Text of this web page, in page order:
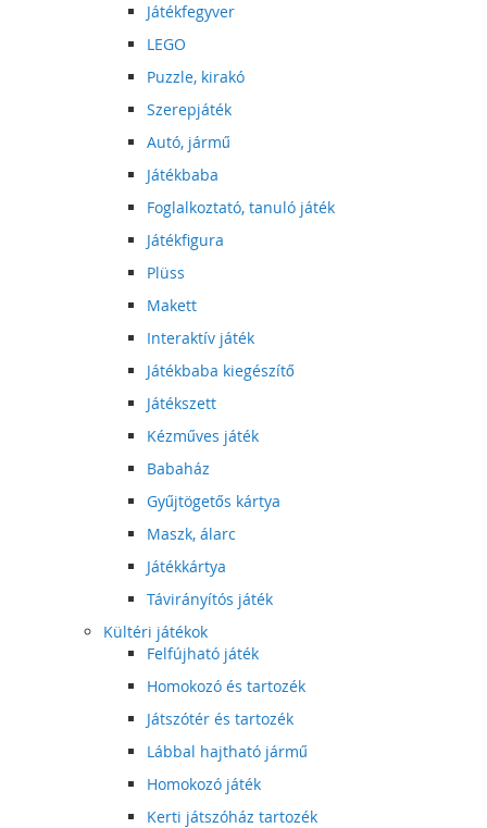
Játékfegyver
LEGO
Puzzle, kirakó
Szerepjáték
Autó, jármű
Játékbaba
Foglalkoztató, tanuló játék
Játékfigura
Plüss
Makett
Interaktív játék
Játékbaba kiegészítő
Játékszett
Kézműves játék
Babaház
Gyűjtögetős kártya
Maszk, álarc
Játékkártya
Távirányítós játék
Kültéri játékok
Felfújható játék
Homokozó és tartozék
Játszótér és tartozék
Lábbal hajtható jármű
Homokozó játék
Kerti játszóház tartozék